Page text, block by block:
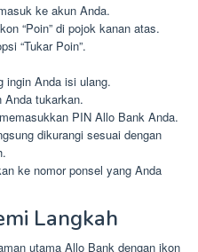
ke akun Anda.
“Poin” di pojok kanan atas.
“Tukar Poin”.
ingin Anda isi ulang.
Anda tukarkan.
PIN Allo Bank Anda.
dikurangi sesuai dengan
ke nomor ponsel yang Anda
Langkah
utama Allo Bank dengan ikon